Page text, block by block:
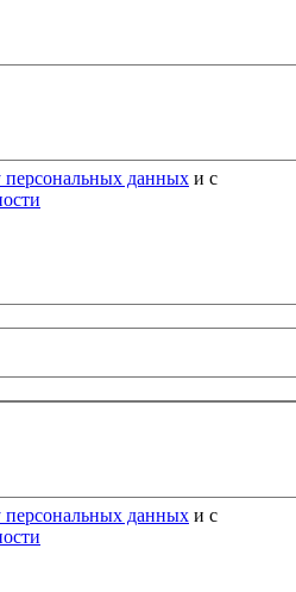
персональных данных и с
персональных данных и с